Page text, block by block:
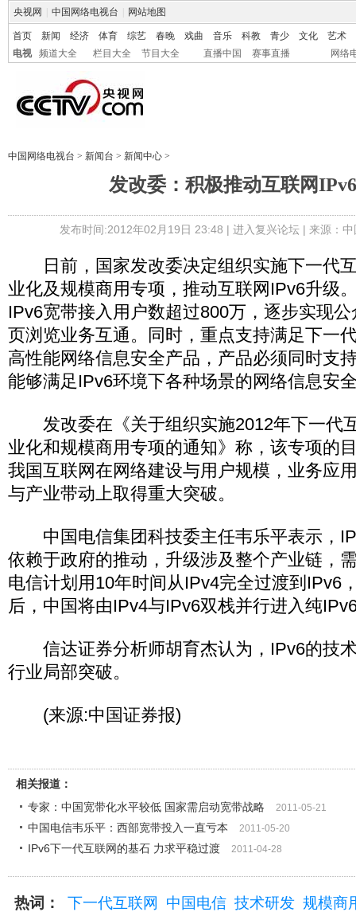
央视网 中国网络电视台 网站地图
首页 新闻 经济 体育 综艺 春晚 戏曲 音乐 科教 青少 文化
艺术
电视
频道大全 栏目大全 节目大全 直播中国 赛事直播 网络
中国网络电视台 > 新闻台 > 新闻中心 >
发改委：积极推动互联网
发布时间:2012年02月19日 23:48 | 进入复兴论坛| 来源：
日前，国家发改委决定组织实施下一代
业化及规模商用专项，推动互联网IPv6升级
IPv6宽带接入用户数超过800万，逐步实现
页浏览业务互通。同时，重点支持满足下一
高性能网络信息安全产品，产品必须同时支
能够满足IPv6环境下各种场景的网络信息安
发改委在《关于组织实施2012年下一代
业化和规模商用专项的通知》称，该专项的
我国互联网在网络建设与用户规模，业务应
与产业带动上取得重大突破。
中国电信集团科技委主任韦乐平表示，
依赖于政府的推动，升级涉及整个产业链，
电信计划用10年时间从IPv4完全过渡到IPv6
后，中国将由IPv4与IPv6双栈并行进入纯
信达证券分析师胡育杰认为，IPv6的技
行业局部突破。
(来源:中国证券报)
相关报道：
专家：中国宽带化水平较低 国家需启动宽带战略
2011-05-21
中国电信韦乐平：西部宽带投入一直亏本 2011-05-20
IPv6下一代互联网的基石 力求平稳过渡 2011-04-28
热词： 下一代互联网 中国电信 技术研发 规模商